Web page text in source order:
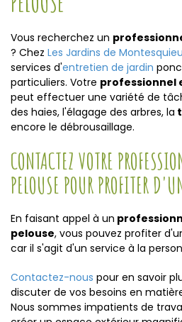
Vous recherchez un
? Chez Les Jardins de Montesquieu
services d'entretien de jardin
particuliers. Votre professionnel
peut effectuer une variété de
des haies, l'élagage des arbres, la
encore le débrousaillage.
CONTACTEZ VOTRE
PELOUSE POUR PROFITER
En faisant appel à un
pelouse, vous pouvez profiter
car il s'agit d'un service à la
Contactez-nous pour en savoir
discuter de vos besoins en
Nous sommes impatients de